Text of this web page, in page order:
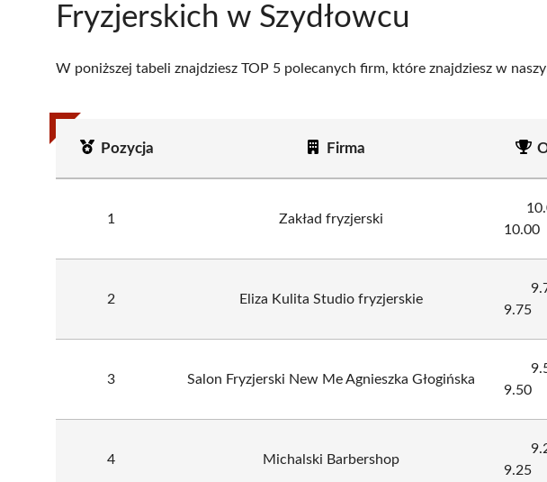
Fryzjerskich w Szydłowcu
W poniższej tabeli znajdziesz TOP 5 polecanych firm, które znajdziesz w
Pozycja Firma
1 Zakład fryzjerski
10.00
2 Eliza Kulita Studio fryzjerskie
9.75
3 Salon Fryzjerski New Me Agnieszka Głogińska
9.50
4 Michalski Barbershop
9.25